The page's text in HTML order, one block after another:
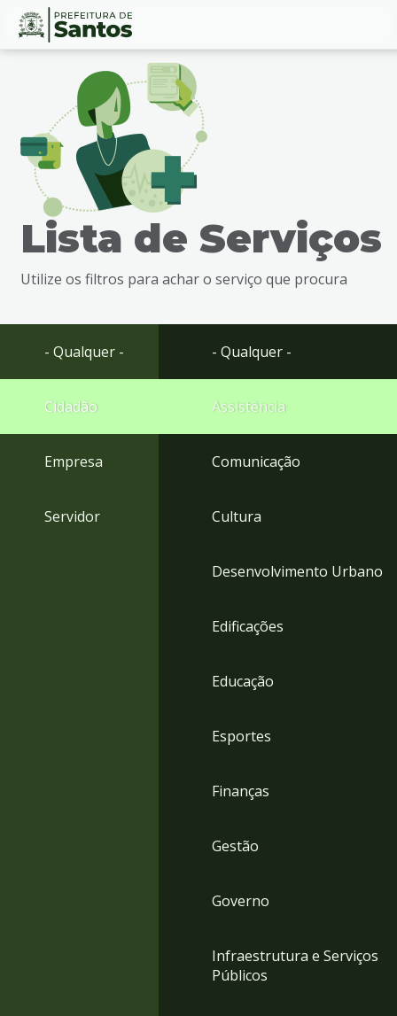
Ir
busca
Ir
rodapé
Conteúdo
Lista de Serviços
Utilize os filtros para achar o serviço que procura
- Qualquer -
Cidadão
Empresa
Servidor
- Qualquer -
Assistência
Comunicação
Cultura
Desenvolvimento Urbano
Edificações
Educação
Esportes
Finanças
Gestão
Governo
Infraestrutura e Serviços
Públicos